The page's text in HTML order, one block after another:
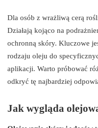
Dla osób z wrażliwą cerą
Działają kojąco na
ochronną skóry. Kluczowe
rodzaju oleju do
aplikacji. Warto próbować
odkryć tę najbardziej
Jak wygląda